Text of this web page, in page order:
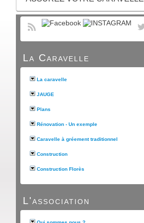
La Caravelle
La caravelle
JAUGE
Plans
Rénovation - Un exemple
Caravelle à gréement traditionnel
Construction
Construction Florès
L'association